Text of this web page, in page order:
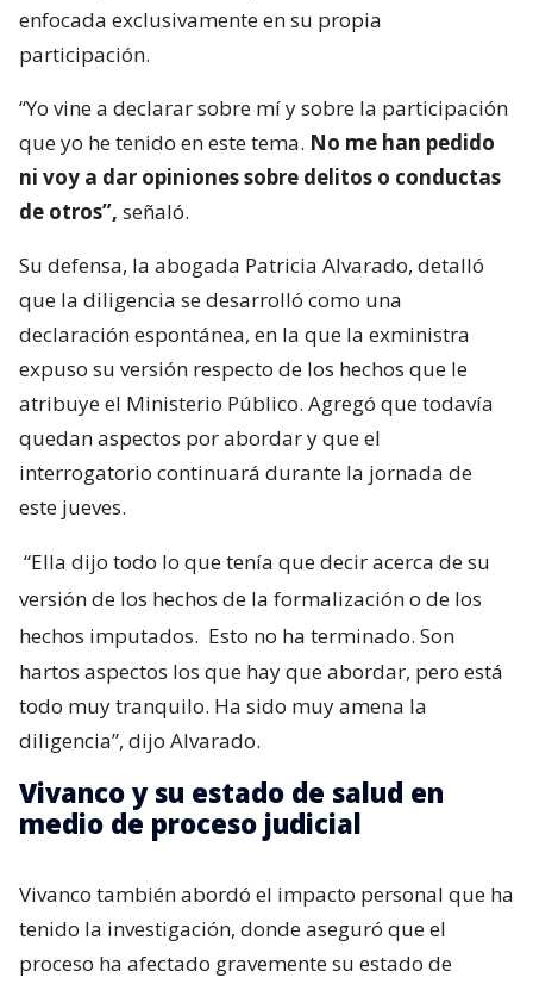
enfocada exclusivamente en su propia
participación.
“Yo vine a declarar sobre mí y sobre la participación
que yo he tenido en este tema. No me han pedido
ni voy a dar opiniones sobre delitos o conductas
de otros”, señaló.
Su defensa, la abogada Patricia Alvarado, detalló
que la diligencia se desarrolló como una
declaración espontánea, en la que la exministra
expuso su versión respecto de los hechos que le
atribuye el Ministerio Público. Agregó que todavía
quedan aspectos por abordar y que el
interrogatorio continuará durante la jornada de
este jueves.
“Ella dijo todo lo que tenía que decir acerca de su
versión de los hechos de la formalización o de los
hechos imputados. Esto no ha terminado. Son
hartos aspectos los que hay que abordar, pero está
todo muy tranquilo. Ha sido muy amena la
diligencia”, dijo Alvarado.
Vivanco y su estado de salud en
medio de proceso judicial
Vivanco también abordó el impacto personal que ha
tenido la investigación, donde aseguró que el
proceso ha afectado gravemente su estado de